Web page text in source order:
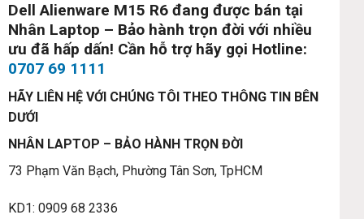
Dell Alienware M15 R6 đang được bán tại
Nhân Laptop – Bảo hành trọn đời với nhiều
ưu đã hấp dấn! Cần hỗ trợ hãy gọi Hotline:
0707 69 1111
HÃY LIÊN HỆ VỚI CHÚNG TÔI THEO THÔNG TIN BÊN
DƯỚI
NHÂN LAPTOP – BẢO HÀNH TRỌN ĐỜI
73 Phạm Văn Bạch, Phường Tân Sơn, TpHCM
KD1: 0909 68 2336